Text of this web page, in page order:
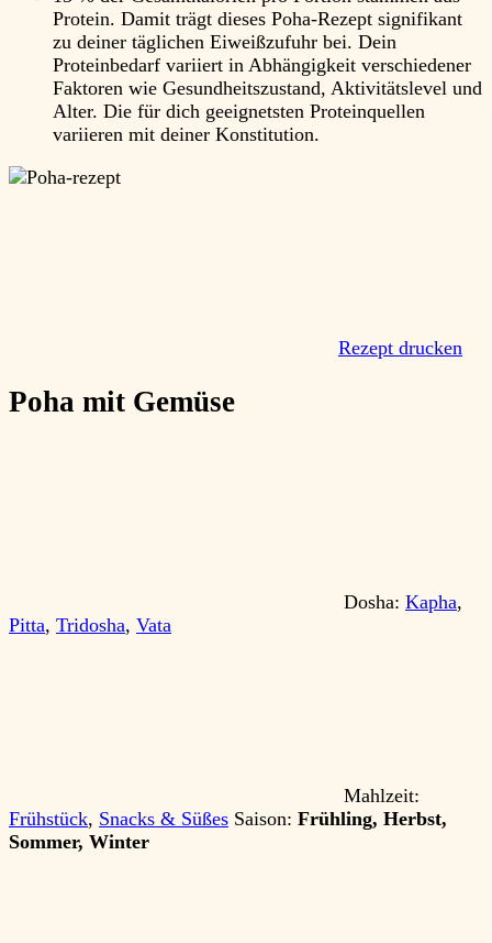
Protein. Damit trägt dieses Poha-Rezept signifikant
zu deiner täglichen Eiweißzufuhr bei. Dein
Proteinbedarf variiert in Abhängigkeit verschiedener
Faktoren wie Gesundheitszustand, Aktivitätslevel und
Alter. Die für dich geeignetsten Proteinquellen
variieren mit deiner Konstitution.
Rezept drucken
Poha mit Gemüse
Dosha: Kapha,
Pitta, Tridosha, Vata
Mahlzeit:
Frühstück, Snacks & Süßes Saison: Frühling, Herbst,
Sommer, Winter